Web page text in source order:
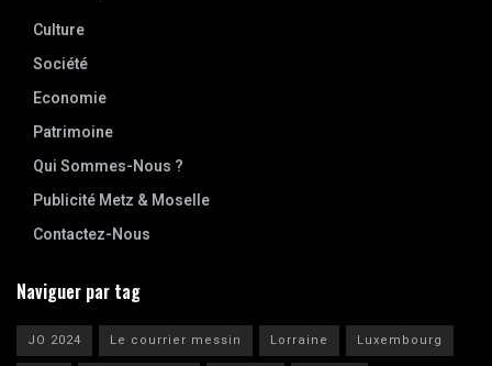
Culture
Société
Economie
Patrimoine
Qui Sommes-Nous ?
Publicité Metz & Moselle
Contactez-Nous
Naviguer par tag
JO 2024 Le courrier messin Lorraine
Luxembourg